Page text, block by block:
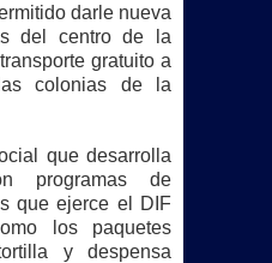
darle nueva
del centro de la
gratuito a
colonias de la
que desarrolla
programas de
que ejerce el DIF
los paquetes
y despensa